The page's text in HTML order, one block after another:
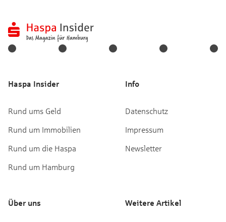
Haspa Insider
Rund ums Geld
Rund um Immobilien
Rund um die Haspa
Rund um Hamburg
Info
Datenschutz
Impressum
Newsletter
Über uns Weitere Artikel